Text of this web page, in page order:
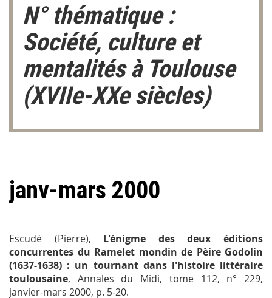
N° thématique :
Société, culture et
mentalités à Toulouse
(XVIIe-XXe siècles)
janv-mars 2000
Escudé (Pierre), L'énigme des deux éditions
concurrentes du Ramelet mondin de Pèire Godolin
(1637-1638) : un tournant dans l'histoire littéraire
toulousaine, Annales du Midi, tome 112, n° 229,
janvier-mars 2000, p. 5-20.